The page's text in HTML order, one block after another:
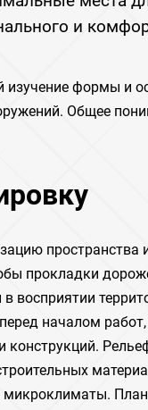
и
формы и
Общее
прокладки
восприятии
началом